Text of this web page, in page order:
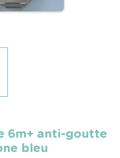
6m+ anti-goutte
bleu